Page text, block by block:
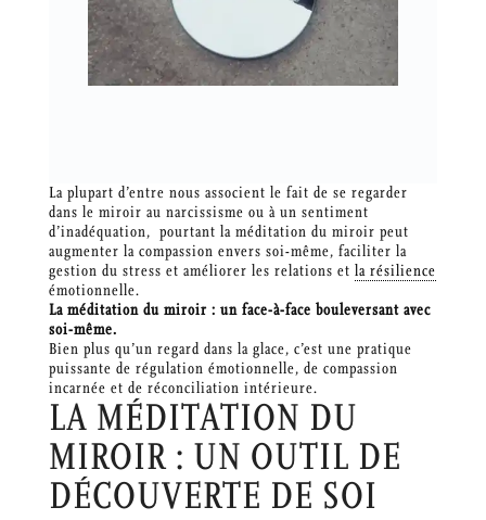
La plupart d’entre nous associent le fait de se regarder
dans le miroir au narcissisme ou à un sentiment
d’inadéquation, pourtant la méditation du miroir peut
augmenter la compassion envers soi-même, faciliter la
gestion du stress et améliorer les relations et la résilience
émotionnelle.
La méditation du miroir : un face-à-face bouleversant avec
soi-même.
Bien plus qu’un regard dans la glace, c’est une pratique
puissante de régulation émotionnelle, de compassion
incarnée et de réconciliation intérieure.
LA MÉDITATION DU
MIROIR : UN OUTIL DE
DÉCOUVERTE DE SOI